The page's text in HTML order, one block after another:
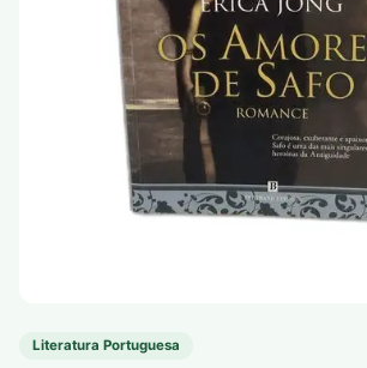
Literatura Portuguesa